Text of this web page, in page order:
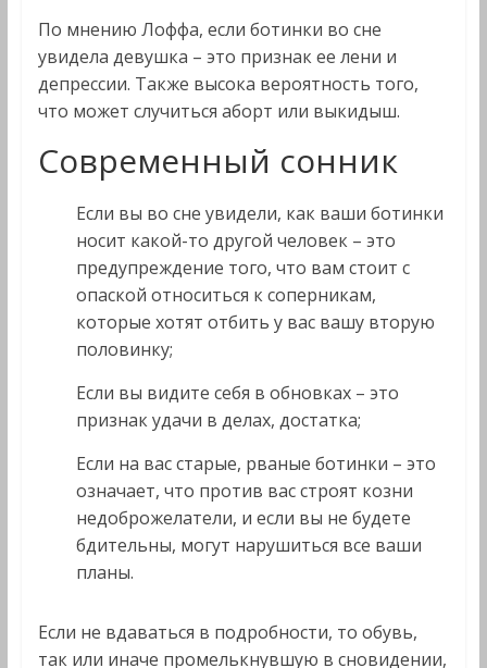
По мнению Лоффа, если ботинки во сне
увидела девушка – это признак ее лени и
депрессии. Также высока вероятность того,
что может случиться аборт или выкидыш.
Современный сонник
Если вы во сне увидели, как ваши ботинки
носит какой-то другой человек – это
предупреждение того, что вам стоит с
опаской относиться к соперникам,
которые хотят отбить у вас вашу вторую
половинку;
Если вы видите себя в обновках – это
признак удачи в делах, достатка;
Если на вас старые, рваные ботинки – это
означает, что против вас строят козни
недоброжелатели, и если вы не будете
бдительны, могут нарушиться все ваши
планы.
Если не вдаваться в подробности, то обувь,
так или иначе промелькнувшую в сновидении,